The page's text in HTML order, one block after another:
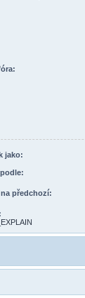
jako:
předchozí: